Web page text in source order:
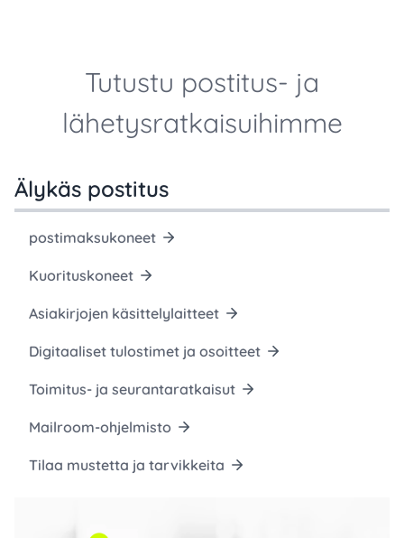
Tutustu postitus- ja
lähetysratkaisuihimme
Älykäs postitus
postimaksukoneet
Kuorituskoneet
Asiakirjojen käsittelylaitteet
Digitaaliset tulostimet ja osoitteet
Toimitus- ja seurantaratkaisut
Mailroom-ohjelmisto
Tilaa mustetta ja tarvikkeita